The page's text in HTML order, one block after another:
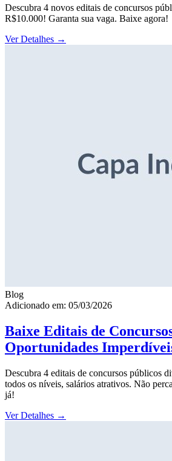
Descubra 4 novos editais de concursos
R$10.000! Garanta sua vaga. Baixe agora!
Ver Detalhes →
Blog
Adicionado em: 05/03/2026
Baixe Editais de
Oportunidades
Descubra 4 editais de concursos públicos
todos os níveis, salários atrativos. Não
já!
Ver Detalhes →